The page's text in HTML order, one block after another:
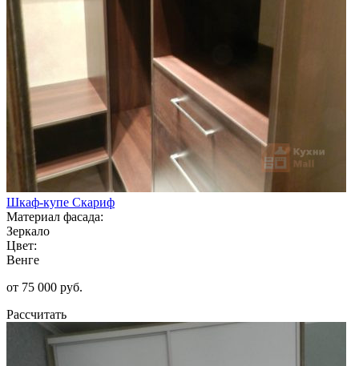
Шкаф-купе Скариф
Материал фасада:
Зеркало
Цвет:
Венге
от 75 000 руб.
Рассчитать